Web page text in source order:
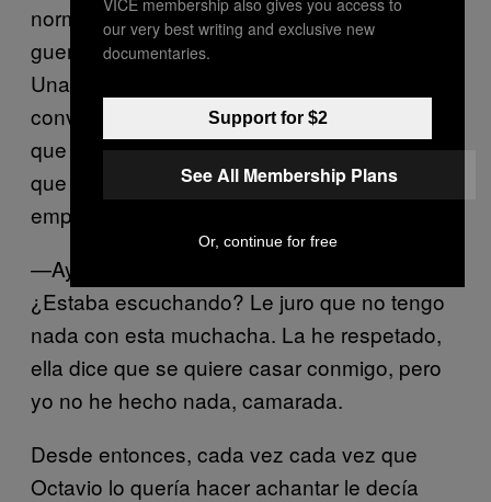
normas de respeto que había en la
guerrillerada, lo asumían sin ninguna malicia.
Una vez Octavio, su jefe, los vio
conversando. Se les acercó despacito y oyó
que la muchacha le decía: “Hágase el zorro
que yo lo rasco”. Al verse sorprendido, Roger
empezó a justificarse:
—Ay, camarada, qué pena con usted.
¿Estaba escuchando? Le juro que no tengo
nada con esta muchacha. La he respetado,
ella dice que se quiere casar conmigo, pero
yo no he hecho nada, camarada.
Desde entonces, cada vez cada vez que
Octavio lo quería hacer achantar le decía
our very best writing and exclusive new
documentaries.
Support for $2
See All Membership Plans
Or, continue for free